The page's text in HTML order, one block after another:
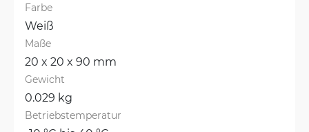
Farbe
Weiß
Maße
20 x 20 x 90 mm
Gewicht
0.029 kg
Betriebstemperatur